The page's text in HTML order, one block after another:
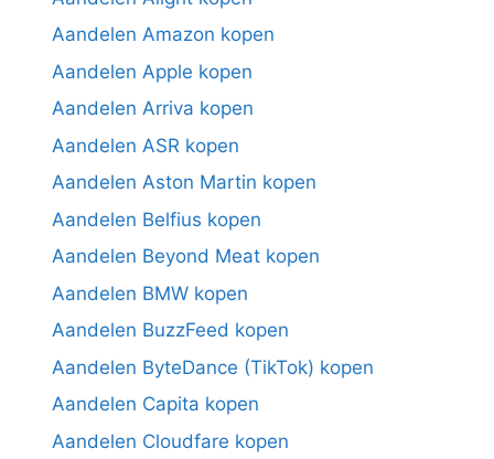
Aandelen Amazon kopen
Aandelen Apple kopen
Aandelen Arriva kopen
Aandelen ASR kopen
Aandelen Aston Martin kopen
Aandelen Belfius kopen
Aandelen Beyond Meat kopen
Aandelen BMW kopen
Aandelen BuzzFeed kopen
Aandelen ByteDance (TikTok) kopen
Aandelen Capita kopen
Aandelen Cloudfare kopen